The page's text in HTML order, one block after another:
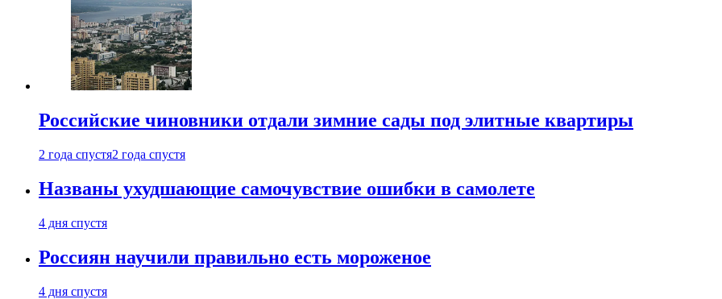
Российские чиновники отдали зимние сады под элитные квартиры
2 года спустя2 года спустя
Названы ухудшающие самочувствие ошибки в самолете
4 дня спустя
Россиян научили правильно есть мороженое
4 дня спустя